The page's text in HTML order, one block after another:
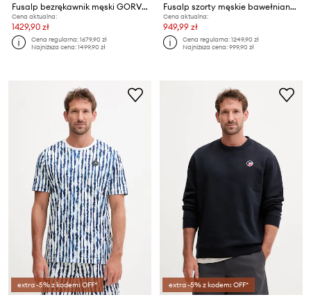
Fusalp bezrękawnik męski GORVONE
Cena aktualna:
1429,90 zł
Cena regularna:1679,90 zł
Najniższa cena:1499,90 zł
Fusalp szorty męskie bawełniane SUAUNO SHIBO
Cena aktualna:
949,99 zł
Cena regularna:1249,90 zł
Najniższa cena:999,90 zł
extra -5% z kodem: OFF* extra -5% z kodem: OFF*